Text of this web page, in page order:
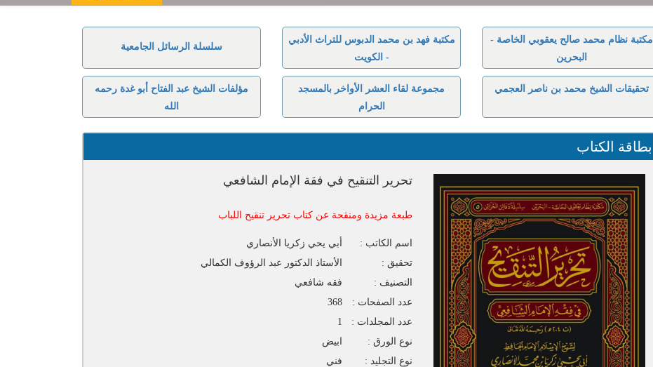
سلسلة الرسائل الجامعية
مكتبة فهد بن محمد الدبوس للتراث الأدبي
- الكويت
مكتبة نظام محمد صالح يعقوبي الخاصة -
البحرين
مؤلفات الشيخ عبد الفتاح أبو غدة رحمه
الله
مجموعة لقاء العشر الأواخر بالمسجد
الحرام
تحقيقات الشيخ محمد بن ناصر العجمي
بطاقة الكتاب
تحرير التنقيح في فقة الإمام الشافعي
طبعة مزيدة ومنقحة عن كتاب تحرير تنقيح اللباب
اسم الكاتب :
أبي يحي زكريا الأنصاري
تحقيق :
الأستاذ الدكتور عبد الرؤوف الكمالي
التصنيف :
فقه شافعي
عدد الصفحات :
368
عدد المجلدات :
1
نوع الورق :
ابيض
نوع التجليد :
فني